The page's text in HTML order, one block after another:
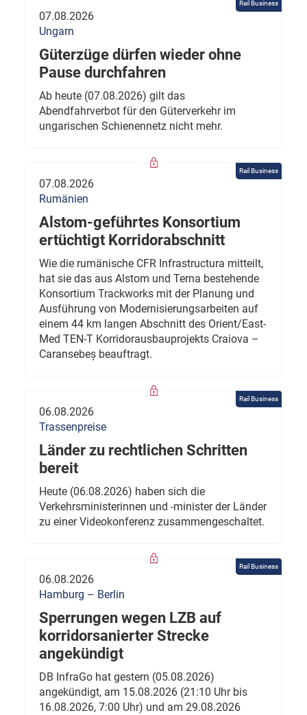
Rail Business
07.08.2026
Ungarn
Güterzüge dürfen wieder ohne
Pause durchfahren
Ab heute (07.08.2026) gilt das
Abendfahrverbot für den Güterverkehr im
ungarischen Schienennetz nicht mehr.
Rail Business
07.08.2026
Rumänien
Alstom-geführtes Konsortium
ertüchtigt Korridorabschnitt
Wie die rumänische CFR Infrastructura mitteilt,
hat sie das aus Alstom und Terna bestehende
Konsortium Trackworks mit der Planung und
Ausführung von Modernisierungsarbeiten auf
einem 44 km langen Abschnitt des Orient/East-
Med TEN-T Korridorausbauprojekts Craiova –
Caransebeș beauftragt.
Rail Business
06.08.2026
Trassenpreise
Länder zu rechtlichen Schritten
bereit
Heute (06.08.2026) haben sich die
Verkehrsministerinnen und -minister der Länder
zu einer Videokonferenz zusammengeschaltet.
Rail Business
06.08.2026
Hamburg – Berlin
Sperrungen wegen LZB auf
korridorsanierter Strecke
angekündigt
DB InfraGo hat gestern (05.08.2026)
angekündigt, am 15.08.2026 (21:10 Uhr bis
16.08.2026, 7:00 Uhr) und am 29.08.2026